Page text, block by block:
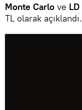
Monte Carlo ve LD
TL olarak açıklandı.